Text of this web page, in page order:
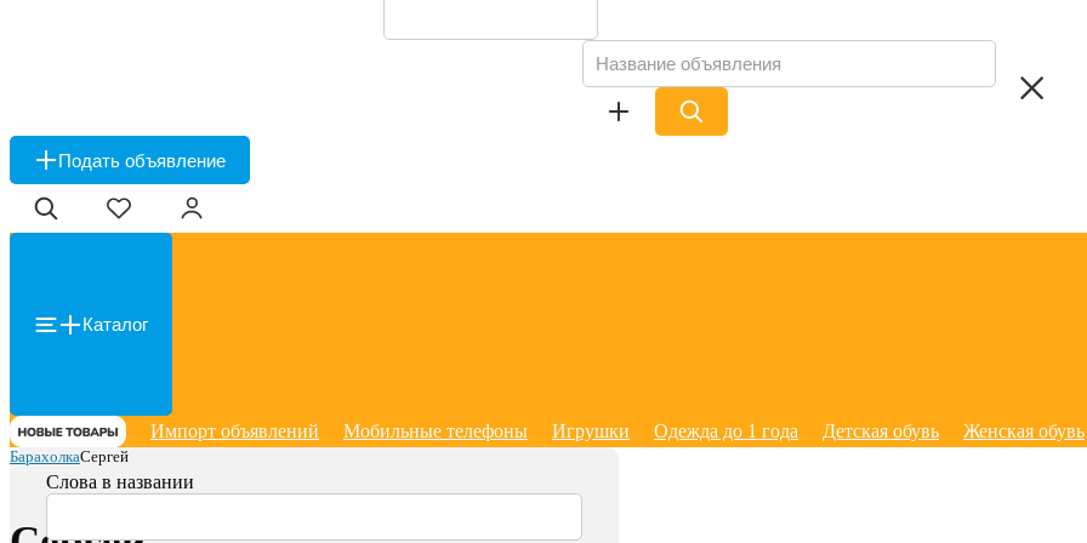
Подать объявление
Каталог
Импорт объявлений Мобильные телефоны Игрушки Одежда до 1 года Детская обувь Женская обувь
БарахолкаСергей
Слова в названии